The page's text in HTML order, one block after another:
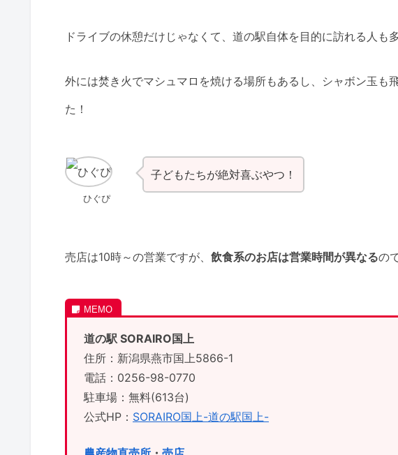
ドライブの休憩だけじゃなくて、道の駅自体を目的に訪れる人も
外には焚き火でマシュマロを焼ける場所もあるし、シャボン玉も
た！
ひぐぴ
子どもたちが絶対喜ぶやつ！
売店は10時～の営業ですが、 飲食系のお店は営業時間が異なるの
道の駅 SORAIRO国上
住所：新潟県燕市国上5866-1
電話：0256-98-0770
駐車場：無料(613台)
公式HP： SORAIRO国上-道の駅国上-